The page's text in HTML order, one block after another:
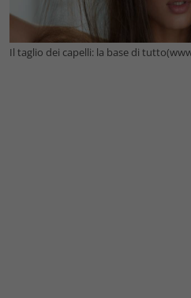
Il taglio dei capelli: la base di